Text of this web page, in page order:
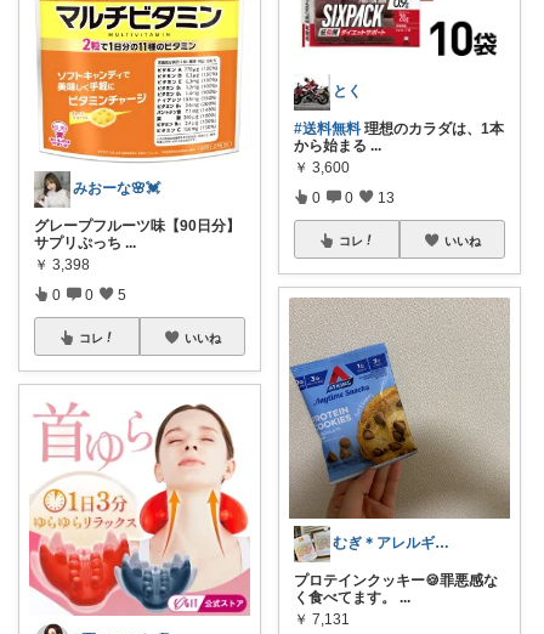
みおーな🌸💓
グレープフルーツ味【90日分】
サプリぷっち ...
￥ 3,398
0 0 5
コレ いいね
とく
#送料無料 理想のカラダは、1本
から始まる ...
￥ 3,600
0 0 13
コレ いいね
むぎ＊アレルギーに妥協しない暮らし🌾
プロテインクッキー🍪罪悪感な
く食べてます。
...
￥ 7,131